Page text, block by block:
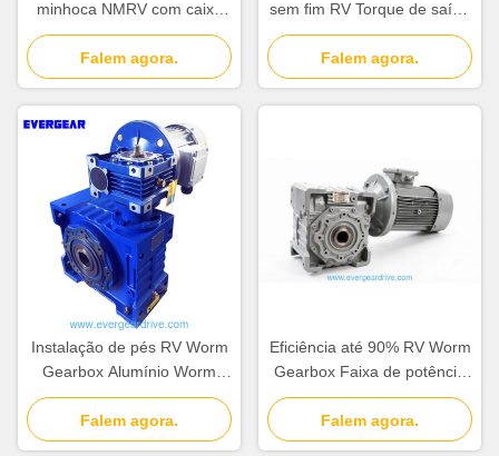
minhoca NMRV com caixa
de liga de alumínio, eixo de
minhoca endurecido e faixa
de potência de 0,06 ~ 22kw
Falem agora.
sem fim RV Torque de saída
da caixa de engrenagens
sem fim 2,6 a 1760 Nm
Faixa de temperatura
operacional menos 20
Falem agora.
Instalação de pés RV Worm
Gearbox Alumínio Worm
Gear Motor Alumínio
Construção Durável e leve
Automatização adequada
Falem agora.
Eficiência até 90% RV Worm
Gearbox Faixa de potência
0,06 a 22kw Cor azul ou
prateada Projetado para
longa vida útil
Falem agora.